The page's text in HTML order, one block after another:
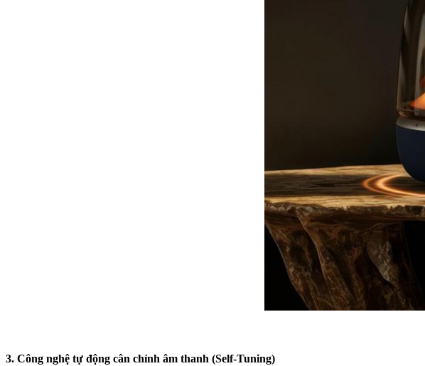
3. Công nghệ tự động cân chỉnh âm thanh (Self-Tuning)